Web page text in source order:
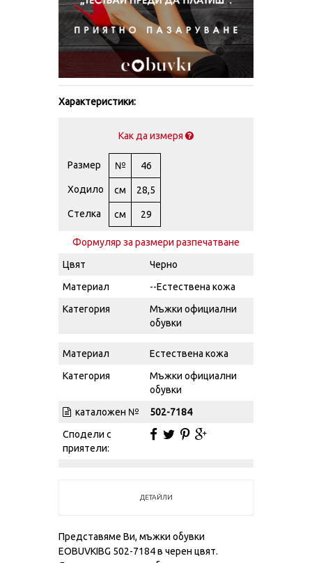
Характеристики:
Как да измеря
Размер № 46
Ходило см 28,5
Стелка см 29
Формуляр за размери разпечатване
Цвят
Черно
Материал
--Естествена кожа
Категория
Мъжки официални
обувки
Материал
Естествена кожа
Категория
Мъжки официални
обувки
каталожен №
502-7184
Сподели с
приятели:
ДЕТАЙЛИ
Представяме Ви, мъжки обувки
EOBUVKIBG 502-7184 в черен цвят.